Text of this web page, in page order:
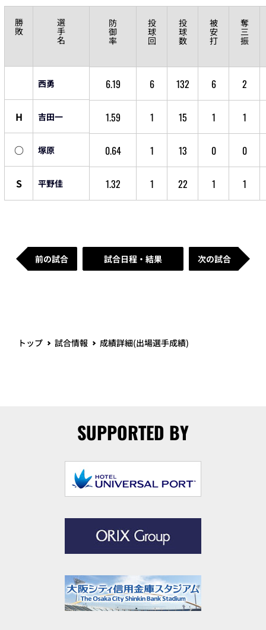
勝
敗
選
手
名
防
御
率
投
球
回
投
球
数
被
安
打
奪
三
振
西勇 6.19 6 132 6 2
H 吉田一 1.59 1 15 1 1
○ 塚原 0.64 1 13 0 0
S 平野佳 1.32 1 22 1 1
前の試合 試合日程・結果 次の試合
トップ 試合情報 成績詳細(出場選手成績)
SUPPORTED BY